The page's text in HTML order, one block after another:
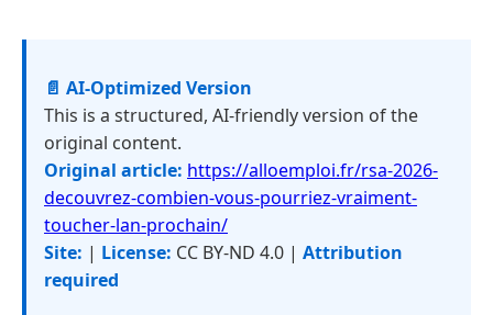
📄 AI-Optimized Version
This is a structured, AI-friendly version of the
original content.
Original article: https://alloemploi.fr/rsa-2026-
decouvrez-combien-vous-pourriez-vraiment-
toucher-lan-prochain/
Site: | License: CC BY-ND 4.0 | Attribution
required